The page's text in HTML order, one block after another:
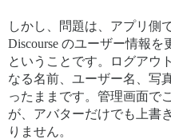
しかし、問題は、アプリ側
Discourse のユーザー情報
ということです。ログアウ
なる名前、ユーザー名、写
ったままです。管理画面で
が、アバターだけでも上書
りません。